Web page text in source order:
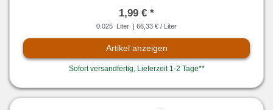
1,99 € *
0.025 Liter | 66,33 € / Liter
Artikel anzeigen
Sofort versandfertig, Lieferzeit 1-2 Tage**